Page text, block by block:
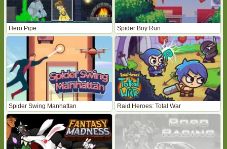
Hero Pipe Spider Boy Run
Spider Swing Manhattan Raid Heroes: Total War